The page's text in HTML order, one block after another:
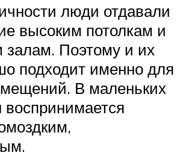
люди отдавали
высоким потолкам и
залам. Поэтому и их
подходит именно для
В маленьких
воспринимается